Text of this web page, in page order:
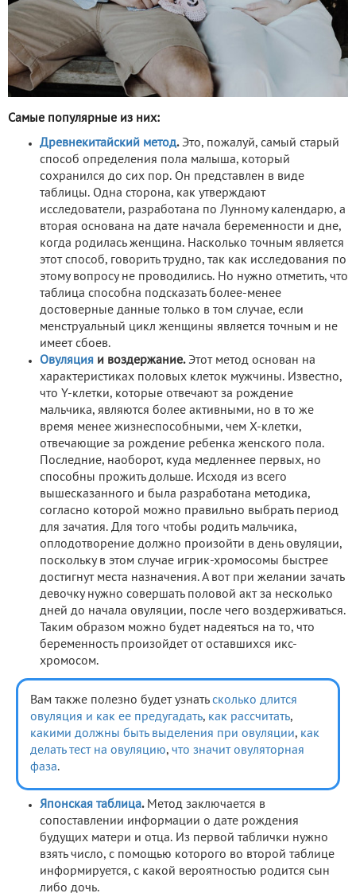
Самые популярные из них:
Древнекитайский метод.Это, пожалуй, самый старый
способ определения пола малыша, который
сохранился до сих пор. Он представлен в виде
таблицы. Одна сторона, как утверждают
исследователи, разработана по Лунному календарю, а
вторая основана на дате начала беременности и дне,
когда родилась женщина. Насколько точным является
этот способ, говорить трудно, так как исследования по
этому вопросу не проводились. Но нужно отметить, что
таблица способна подсказать более-менее
достоверные данные только в том случае, если
менструальный цикл женщины является точным и не
имеет сбоев.
Овуляция и воздержание.Этот метод основан на
характеристиках половых клеток мужчины. Известно,
что Y-клетки, которые отвечают за рождение
мальчика, являются более активными, но в то же
время менее жизнеспособными, чем X-клетки,
отвечающие за рождение ребенка женского пола.
Последние, наоборот, куда медленнее первых, но
способны прожить дольше. Исходя из всего
вышесказанного и была разработана методика,
согласно которой можно правильно выбрать период
для зачатия. Для того чтобы родить мальчика,
оплодотворение должно произойти в день овуляции,
поскольку в этом случае игрик-хромосомы быстрее
достигнут места назначения. А вот при желании зачать
девочку нужно совершать половой акт за несколько
дней до начала овуляции, после чего воздерживаться.
Таким образом можно будет надеяться на то, что
беременность произойдет от оставшихся икс-
хромосом.
Вам также полезно будет узнать сколько длится
овуляция и как ее предугадать, как рассчитать,
какими должны быть выделения при овуляции, как
делать тест на овуляцию, что значит овуляторная
фаза.
Японская таблица.Метод заключается в
сопоставлении информации о дате рождения
будущих матери и отца. Из первой таблички нужно
взять число, с помощью которого во второй таблице
информируется, с какой вероятностью родится сын
либо дочь.